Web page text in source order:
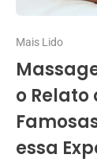
Mais Lido
o Relato
essa